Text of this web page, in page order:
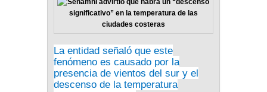
La entidad señaló que este
fenómeno es causado por la
presencia de vientos del sur y el
descenso de la temperatura